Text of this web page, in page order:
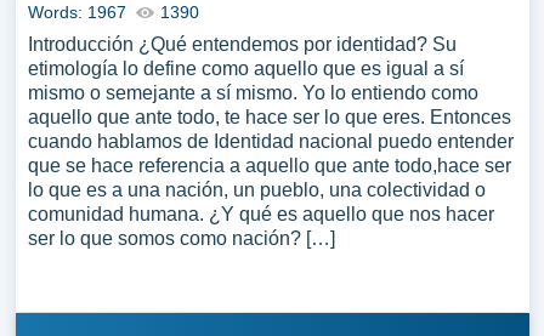
Words: 1967 1390
Introducción ¿Qué entendemos por identidad? Su
etimología lo define como aquello que es igual a sí
mismo o semejante a sí mismo. Yo lo entiendo como
aquello que ante todo, te hace ser lo que eres. Entonces
cuando hablamos de Identidad nacional puedo entender
que se hace referencia a aquello que ante todo,hace ser
lo que es a una nación, un pueblo, una colectividad o
comunidad humana. ¿Y qué es aquello que nos hacer
ser lo que somos como nación? […]